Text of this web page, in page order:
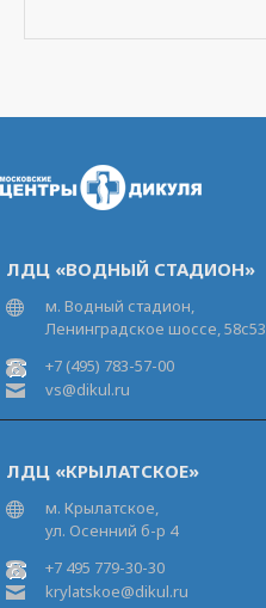
ЛДЦ «ВОДНЫЙ СТАДИОН»
м. Водный стадион,
Ленинградское шоссе, 58с53
+7 (495) 783-57-00
vs@dikul.ru
ЛДЦ «КРЫЛАТСКОЕ»
м. Крылатское,
ул. Осенний б-р 4
+7 495 779-30-30
krylatskoe@dikul.ru